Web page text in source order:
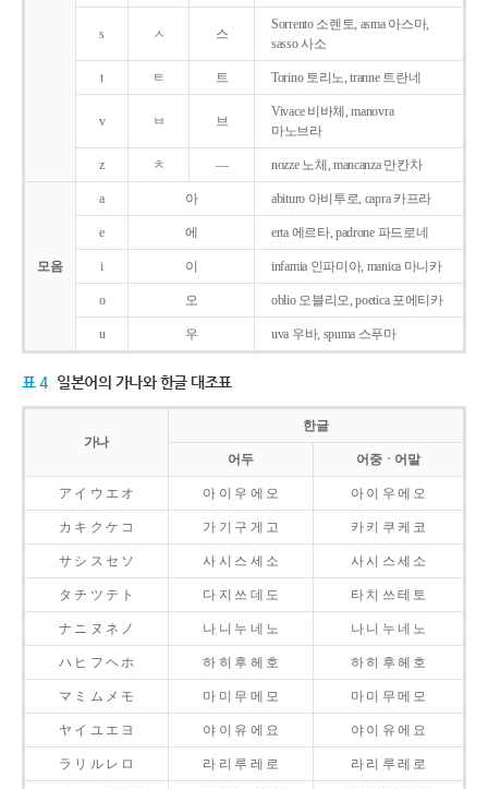
s ㅅ 스
Sorrento 소렌토, asma 아스마,
sasso 사소
t ㅌ 트 Torino 토리노, tranne 트란네
v ㅂ 브
Vivace 비바체, manovra
마노브라
z ㅊ ― nozze 노체, mancanza 만칸차
모음
a 아 abituro 아비투로, capra 카프라
e 에 erta 에르타, padrone 파드로네
i 이 infamia 인파미아, manica 마니카
o 오 oblio 오블리오, poetica 포에티카
u 우 uva 우바, spuma 스푸마
표 4 일본어의 가나와 한글 대조표
가나
한글
어두 어중ㆍ어말
ア イ ウ エ オ 아 이 우 에 오 아 이 우 에 오
カ キ ク ケ コ 가 기 구 게 고 카 키 쿠 케 코
サ シ ス セ ソ 사 시 스 세 소 사 시 스 세 소
タ チ ツ テ ト 다 지 쓰 데 도 타 치 쓰 테 토
ナ ニ ヌ ネ ノ 나 니 누 네 노 나 니 누 네 노
ハ ヒ フ ヘ ホ 하 히 후 헤 호 하 히 후 헤 호
マ ミ ム メ モ 마 미 무 메 모 마 미 무 메 모
ヤ イ ユ エ ヨ 야 이 유 에 요 야 이 유 에 요
ラ リ ル レ ロ 라 리 루 레 로 라 리 루 레 로